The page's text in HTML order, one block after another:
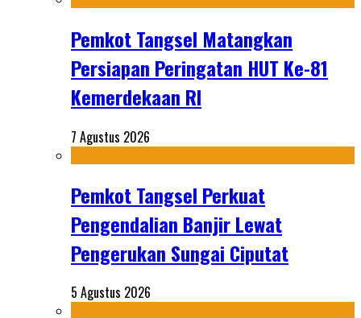
Pemkot Tangsel Matangkan
Persiapan Peringatan HUT Ke-81
Kemerdekaan RI
7 Agustus 2026
Pemkot Tangsel Perkuat
Pengendalian Banjir Lewat
Pengerukan Sungai Ciputat
5 Agustus 2026